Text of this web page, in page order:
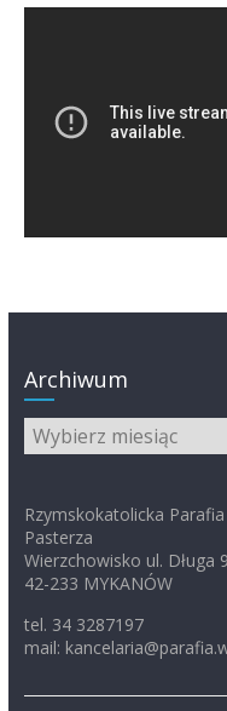
Archiwum
Archiwum
Rzymskokatolicka
Pasterza
Wierzchowisko ul. Długa
42-233 MYKANÓW
tel. 34 3287197
mail: